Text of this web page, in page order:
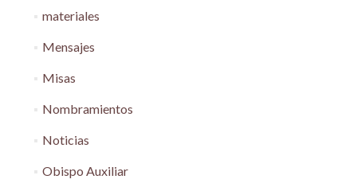
materiales
Mensajes
Misas
Nombramientos
Noticias
Obispo Auxiliar